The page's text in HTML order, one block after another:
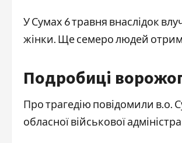
У Сумах 6 травня внаслідок
жінки. Ще семеро людей
Подробиці
Про трагедію повідомили в.о.
обласної військової